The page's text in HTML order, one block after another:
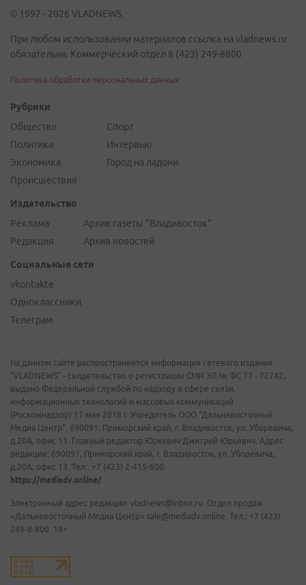
© 1997 - 2026 VLADNEWS
При любом использовании материалов ссылка на vladnews.ru
обязательна. Коммерческий отдел 8 (423) 249-8800
Политика обработки персональных данных
Рубрики
Общество
Политика
Экономика
Происшествия
Спорт
Интервью
Город на ладони
Издательство
Реклама
Редакция
Архив газеты "Владивосток"
Архив новостей
Социальные сети
vkontakte
Одноклассники
Телеграм
На данном сайте распространяется информация сетевого издания
"VLADNEWS" - свидетельство о регистрации СМИ ЭЛ № ФС 77 - 72742,
выдано Федеральной службой по надзору в сфере связи,
информационных технологий и массовых коммуникаций
(Роскомнадзор) 17 мая 2018 г. Учредитель ООО "Дальневосточный
Медиа Центр". 690091, Приморский край, г. Владивосток, ул. Уборевича,
д.20А, офис 13. Главный редактор Юркевич Дмитрий Юрьевич. Адрес
редакции: 690091, Приморский край, г. Владивосток, ул. Уборевича,
д.20А, офис 13. Тел.: +7 (423) 2-415-600.
https://mediadv.online/
Электронный адрес редакции: vladnews@inbox.ru. Отдел продаж
«Дальневосточный Медиа Центр» sale@mediadv.online. Тел.: +7 (423)
249-8-800. 18+